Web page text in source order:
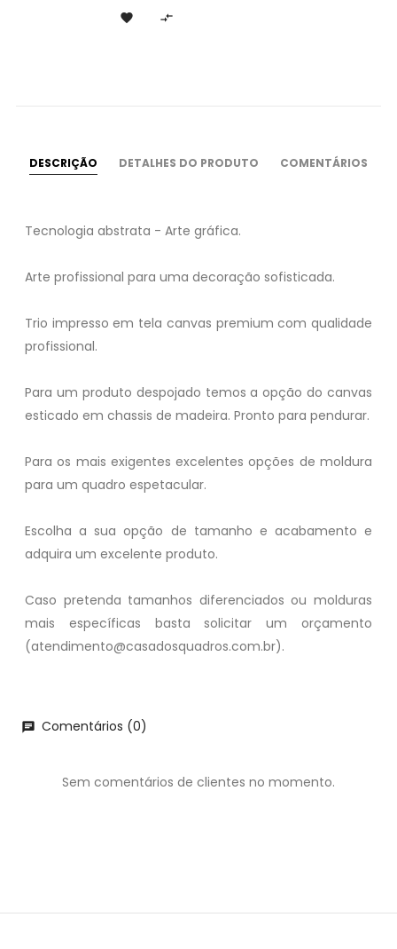
 
DESCRIÇÃO DETALHES DO PRODUTO COMENTÁRIOS
Tecnologia abstrata - Arte gráfica.
Arte profissional para uma decoração sofisticada.
Trio impresso em tela canvas premium com qualidade
profissional.
Para um produto despojado temos a opção do canvas
esticado em chassis de madeira. Pronto para pendurar.
Para os mais exigentes excelentes opções de moldura
para um quadro espetacular.
Escolha a sua opção de tamanho e acabamento e
adquira um excelente produto.
Caso pretenda tamanhos diferenciados ou molduras
mais específicas basta solicitar um orçamento
(atendimento@casadosquadros.com.br).
chat Comentários (0)
Sem comentários de clientes no momento.